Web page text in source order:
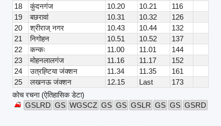
18
कुंदनगंज 10.20 10.21
116
19
बछरावां 10.31 10.32
126
20
श्रीराज् नगर 10.43 10.44
132
21
निगोहन 10.51 10.52
137
22
कन्कः 11.00 11.01
144
23
मोहनलालगंज 11.16 11.17
152
24
उत्रह्टिया जंक्शन 11.34 11.35
161
25
लखनऊ जंक्शन 12.15 Last
173
कोच रचना (ऐतिहासिक डेटा)
GSLRD GS WGSCZ GS GS GSLR GS GS GSRD